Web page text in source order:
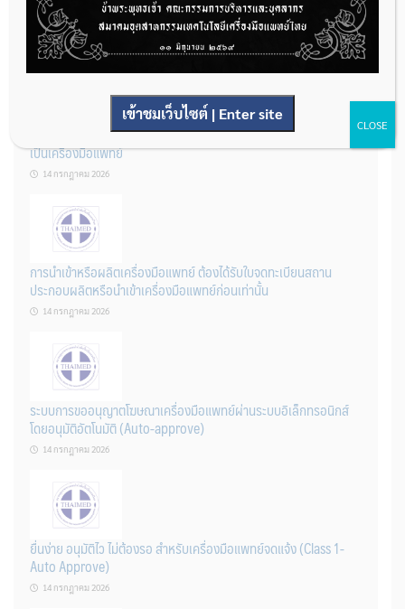
การโฆษณาเครื่องมือแพทย์แบบใดที่ได้รับการยกเว้นไม่ต้องขออนุญาต
14 กรกฎาคม 2026
รู้หรือไม่? ผลิตภัณฑ์ชุดตรวจสําหรับตรวจสอบการปนเปื้อนแบบใดจัด
เป็นเครื่องมือแพทย์
14 กรกฎาคม 2026
การนำเข้าหรือผลิตเครื่องมือแพทย์ ต้องได้รับใบจดทะเบียนสถาน
ประกอบผลิตหรือนำเข้าเครื่องมือแพทย์ก่อนเท่านั้น
14 กรกฎาคม 2026
ระบบการขออนุญาตโฆษณาเครื่องมือแพทย์ผ่านระบบอิเล็กทรอนิกส์
โดยอนุมัติอัตโนมัติ (Auto-approve)
14 กรกฎาคม 2026
ยื่นง่าย อนุมัติไว ไม่ต้องรอ สำหรับเครื่องมือแพทย์จดแจ้ง (Class 1-
Auto Approve)
14 กรกฎาคม 2026
เข้าชมเว็บไซต์ | Enter site
CLOSE